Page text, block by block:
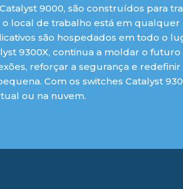
9000, são construídos para
local de trabalho está em qualquer
são hospedados em todo o
9300X, continua a moldar o futuro
reforçar a segurança e redefinir
Com os switches Catalyst
ou na nuvem.